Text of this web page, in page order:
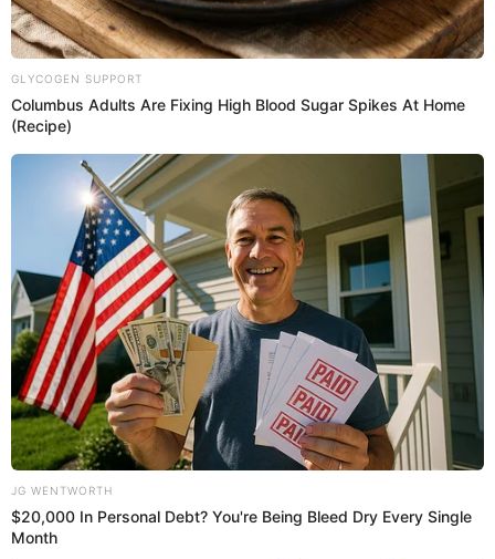
harina.
6. Cuando tengas una masa suave y lisa, forma
rollitos y córtalos en porciones pequeñas.
7. Lleva los ñoquis a una olla con sal y agua a punto
de ebullición.
8. Cuando los ñoquis estén flotando, retíralos de la